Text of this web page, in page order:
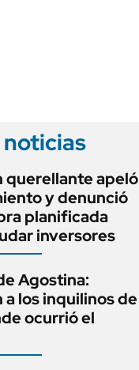
querellante apeló
y denunció
planificada
inversores
Agostina:
los inquilinos de
ocurrió el